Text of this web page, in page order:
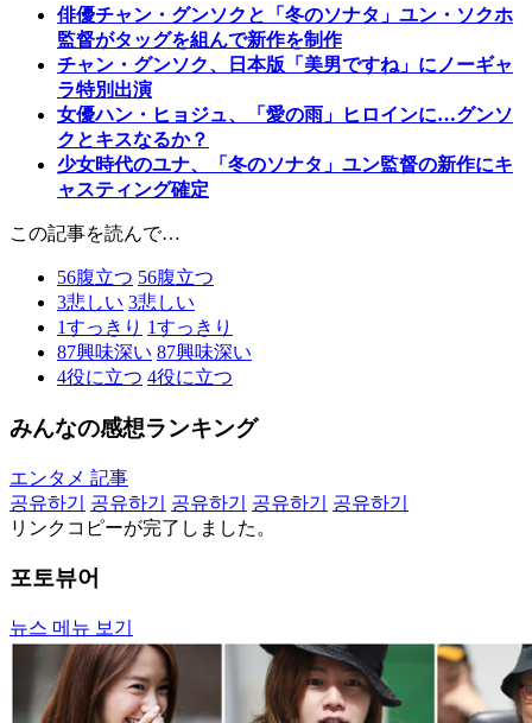
俳優チャン・グンソクと「冬のソナタ」ユン・ソクホ
監督がタッグを組んで新作を制作
チャン・グンソク、日本版「美男ですね」にノーギャ
ラ特別出演
女優ハン・ヒョジュ、「愛の雨」ヒロインに…グンソ
クとキスなるか？
少女時代のユナ、「冬のソナタ」ユン監督の新作にキ
ャスティング確定
この記事を読んで…
56腹立つ 56腹立つ
3悲しい 3悲しい
1すっきり 1すっきり
87興味深い 87興味深い
4役に立つ 4役に立つ
みんなの感想ランキング
エンタメ 記事
공유하기
공유하기 공유하기 공유하기
공유하기
リンクコピーが完了しました。
포토뷰어
뉴스 메뉴 보기